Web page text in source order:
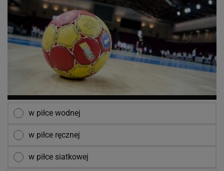
w piłce wodnej
w piłce ręcznej
w piłce siatkowej